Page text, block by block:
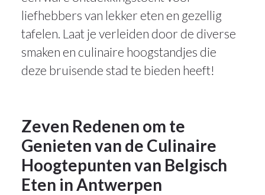
liefhebbers van lekker eten en gezellig
tafelen. Laat je verleiden door de diverse
smaken en culinaire hoogstandjes die
deze bruisende stad te bieden heeft!
Zeven Redenen om te
Genieten van de Culinaire
Hoogtepunten van Belgisch
Eten in Antwerpen